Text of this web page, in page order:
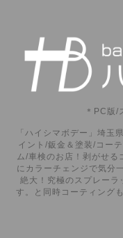
＊PC版/
「ハイシマボデー」埼玉
イント/鈑金＆塗装/コー
ム/車検のお店！剥がせ
にカラーチェンジで気分
絶大！究極のスプレーラ
す。と同時コーティング